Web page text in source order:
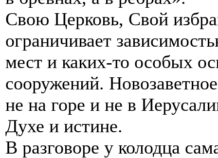
Свою Церковь, Свой
ограничивает
мест и каких-то особых
сооружений.
не на горе и не в
Духе и истине.
В разговоре у колодца